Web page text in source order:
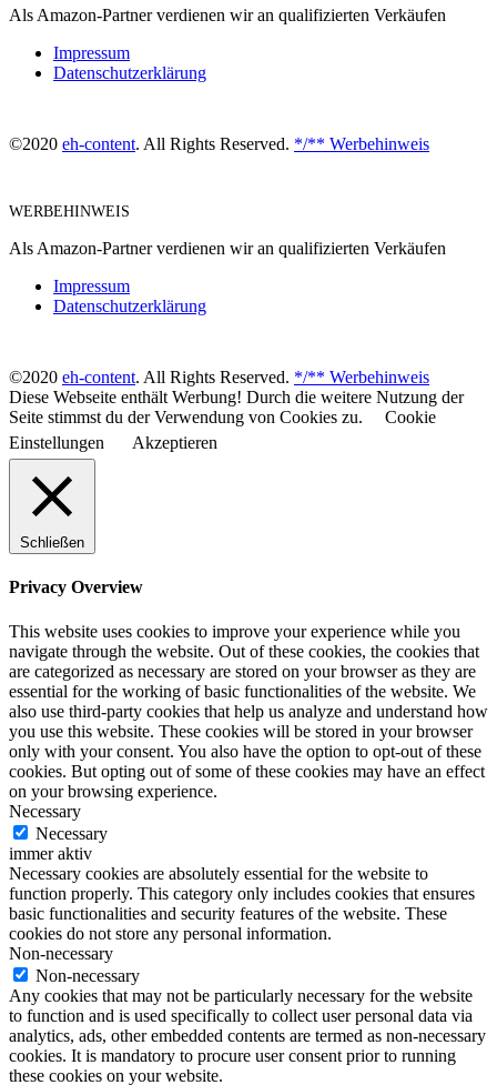
Als Amazon-Partner verdienen wir an qualifizierten Verkäufen
Impressum
Datenschutzerklärung
©2020 eh-content. All Rights Reserved. */** Werbehinweis
WERBEHINWEIS
Als Amazon-Partner verdienen wir an qualifizierten Verkäufen
Impressum
Datenschutzerklärung
©2020 eh-content. All Rights Reserved. */** Werbehinweis
Diese Webseite enthält Werbung! Durch die weitere Nutzung der
Seite stimmst du der Verwendung von Cookies zu.
Cookie
Einstellungen
Akzeptieren
Schließen
Privacy Overview
This website uses cookies to improve your experience while you
navigate through the website. Out of these cookies, the cookies that
are categorized as necessary are stored on your browser as they are
essential for the working of basic functionalities of the website. We
also use third-party cookies that help us analyze and understand how
you use this website. These cookies will be stored in your browser
only with your consent. You also have the option to opt-out of these
cookies. But opting out of some of these cookies may have an effect
on your browsing experience.
Necessary
Necessary
immer aktiv
Necessary cookies are absolutely essential for the website to
function properly. This category only includes cookies that ensures
basic functionalities and security features of the website. These
cookies do not store any personal information.
Non-necessary
Non-necessary
Any cookies that may not be particularly necessary for the website
to function and is used specifically to collect user personal data via
analytics, ads, other embedded contents are termed as non-necessary
cookies. It is mandatory to procure user consent prior to running
these cookies on your website.